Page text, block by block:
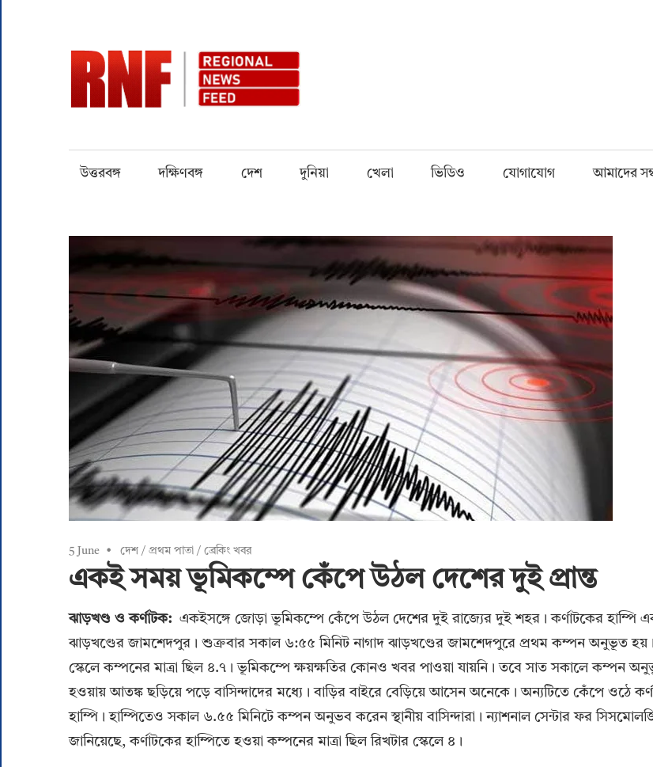
content
Quantity
উত্তরবঙ্গ দক্ষিণবঙ্গ দেশ দুনিয়া খেলা ভিডিও যোগাযোগ আমাদের
5 June দেশ / প্রথম পাতা / ব্রেকিং খবর
একই সময় ভূমিকম্পে কেঁপে উঠল দেশের দুই প্রান্ত
ঝাড়খণ্ড ও কর্ণাটক: একইসঙ্গে জোড়া ভূমিকম্পে কেঁপে উঠল দেশের দুই রাজ্যের দুই শহর । কর্ণাটকের হাম্পি
ঝাড়খণ্ডের জামশেদপুর । শুক্রবার সকাল ৬:৫৫ মিনিট নাগাদ ঝাড়খণ্ডের জামশেদপুরে প্রথম কম্পন অনুভূত হয় ।
স্কেলে কম্পনের মাত্রা ছিল ৪.৭ । ভূমিকম্পে ক্ষয়ক্ষতির কোনও খবর পাওয়া যায়নি । তবে সাত সকালে কম্পন
হওয়ায় আতঙ্ক ছড়িয়ে পড়ে বাসিন্দাদের মধ্যে । বাড়ির বাইরে বেড়িয়ে আসেন অনেকে । অন্যটিতে কেঁপে ওঠে
হাম্পি । হাম্পিতেও সকাল ৬.৫৫ মিনিটে কম্পন অনুভব করেন স্থানীয় বাসিন্দারা । ন্যাশনাল সেন্টার ফর
জানিয়েছে, কর্ণাটকের হাম্পিতে হওয়া কম্পনের মাত্রা ছিল রিখটার স্কেলে ৪ ।